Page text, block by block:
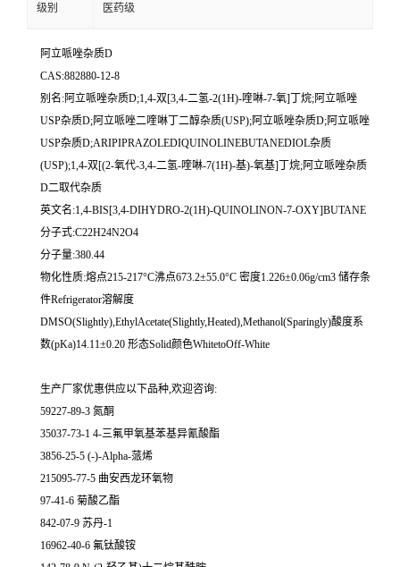
级别 医药级
阿立哌唑杂质D
CAS:882880-12-8
别名:阿立哌唑杂质D;1,4-双[3,4-二氢-2(1H)-喹啉-7-氧]丁烷;阿立哌唑
USP杂质D;阿立哌唑二喹啉丁二醇杂质(USP);阿立哌唑杂质D;阿立哌唑
USP杂质D;ARIPIPRAZOLEDIQUINOLINEBUTANEDIOL杂质
(USP);1,4-双[(2-氧代-3,4-二氢-喹啉-7(1H)-基)-氧基]丁烷;阿立哌唑杂质
D二取代杂质
英文名:1,4-BIS[3,4-DIHYDRO-2(1H)-QUINOLINON-7-OXY]BUTANE
分子式:C22H24N2O4
分子量:380.44
物化性质:熔点215-217°C沸点673.2±55.0°C 密度1.226±0.06g/cm3 储存条
件Refrigerator溶解度
DMSO(Slightly),EthylAcetate(Slightly,Heated),Methanol(Sparingly)酸度系
数(pKa)14.11±0.20 形态Solid颜色WhitetoOff-White
生产厂家优惠供应以下品种,欢迎咨询:
59227-89-3 氮酮
35037-73-1 4-三氟甲氧基苯基异氰酸酯
3856-25-5 (-)-Alpha-蒎烯
215095-77-5 曲安西龙环氧物
97-41-6 菊酸乙酯
842-07-9 苏丹-1
16962-40-6 氟钛酸铵